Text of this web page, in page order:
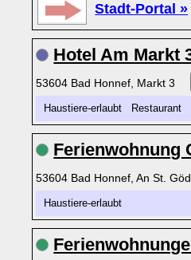
Stadt-Portal »
Hotel Am Markt
53604 Bad Honnef, Markt 3
Haustiere-erlaubt Restaurant
Ferienwohnung
53604 Bad Honnef, An St.
Haustiere-erlaubt